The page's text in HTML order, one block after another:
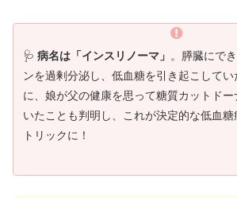
🩺 病名は「インスリノーマ」 。膵臓にで
ンを過剰分泌し、低血糖を引き起こしてい
に、娘が父の健康を思って糖質カットド
いたことも判明し、これが決定的な低血
トリックに！